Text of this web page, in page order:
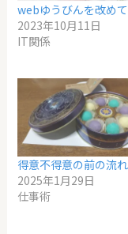
webゆうびんを改め
2023年10月11日
IT関係
得意不得意の前の流れ
2025年1月29日
仕事術